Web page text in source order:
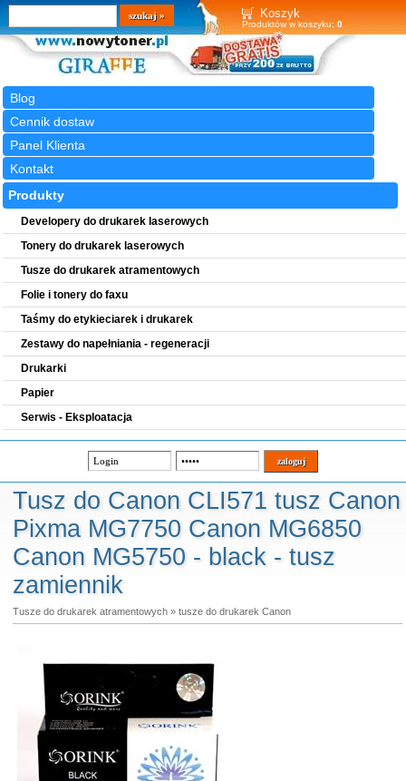
Koszyk
Produktów w koszyku: 0
Blog
Cennik dostaw
Panel Klienta
Kontakt
Wyszukiwarka
szukaj
Produkty
Developery do drukarek laserowych
Tonery do drukarek laserowych
Tusze do drukarek atramentowych
Folie i tonery do faxu
Taśmy do etykieciarek i drukarek
Zestawy do napełniania - regeneracji
Drukarki
Papier
Serwis - Eksploatacja
Tusz do Canon CLI571 tusz Canon
Pixma MG7750 Canon MG6850
Canon MG5750 - black - tusz
zamiennik
Tusze do drukarek atramentowych» tusze do drukarek Canon